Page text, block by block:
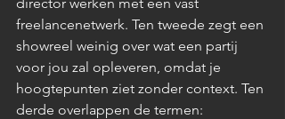
freelancenetwerk. Ten tweede zegt een
showreel weinig over wat een partij
voor jou zal opleveren, omdat je
hoogtepunten ziet zonder context. Ten
derde overlappen de termen: